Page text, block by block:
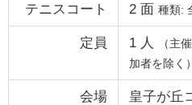
テニスコート 2面 種類:
定員 1 人
（主
加者を除く）
会場 皇子が丘